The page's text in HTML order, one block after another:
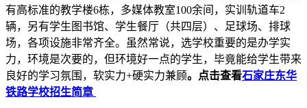
有高标准的教学楼6栋，多媒体教室100余间，实训轨道车2
辆，另有学生图书馆、学生餐厅（共四层）、足球场、排球
场，各项设施非常齐全。虽然常说，选学校重要的是办学实
力，环境是次要的，但环境好一点的学生，毕竟能给学生带来
良好的学习氛围，软实力+硬实力兼顾。 点击查看石家庄东华
铁路学校招生简章